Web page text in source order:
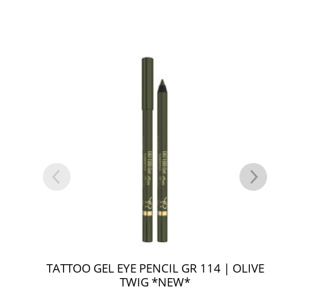
TATTOO GEL EYE PENCIL GR 114 | OLIVE
TWIG *NEW*